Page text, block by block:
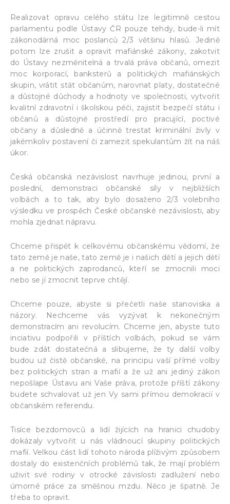
Realizovat opravu celého státu lze legitimně cestou
parlamentu podle Ústavy ČR pouze tehdy, bude-li mít
zákonodárná moc poslanců 2/3 většinu hlasů. Jedině
potom lze zrušit a opravit mafiánské zákony, zakotvit
do Ústavy nezměnitelná a trvalá práva občanů, omezit
moc korporací, banksterů a politických mafiánských
skupin, vrátit stát občanům, narovnat platy, dostatečné
a důstojné důchody a hodnoty ve společnosti, vytvořit
kvalitní zdravotní i školskou péči, zajistit bezpečí státu i
občanů a důstojné prostředí pro pracující, poctivé
občany a důsledně a účinně trestat kriminální živly v
jakémkoliv postavení či zamezit spekulantům žít na náš
úkor.
Česká občanská nezávislost navrhuje jedinou, první a
poslední, demonstraci občanské síly v nejbližších
volbách a to tak, aby bylo dosaženo 2/3 volebního
výsledku ve prospěch České občanské nezávislosti, aby
mohla zjednat nápravu.
Chceme přispět k celkovému občanskému vědomí, že
tato země je naše, tato země je i našich dětí a jejich dětí
a ne politických zaprodanců, kteří se zmocnili moci
nebo se jí zmocnit teprve chtějí.
Chceme pouze, abyste si přečetli naše stanoviska a
názory. Nechceme vás vyzývat k nekonečným
demonstracím ani revolucím. Chceme jen, abyste tuto
inciativu podpořili v příštích volbách, pokud se vám
bude zdát dostatečná a slibujeme, že ty další volby
budou už čistě občanské, na principu vaší přímé volby
bez politických stran a mafií a že už ani jediný zákon
nepošlape Ústavu ani Vaše práva, protože příští zákony
budete schvalovat už jen Vy sami přímou demokracií v
občanském referendu.
Tisíce bezdomovců a lidí žijících na hranici chudoby
dokázaly vytvořit u nás vládnoucí skupiny politických
mafií. Velkou část lidí tohoto národa plíživým způsobem
dostaly do existenčních problémů tak, že mají problém
uživit své rodiny v otrocké závislosti zadlužení nebo
úmorné práce za směšnou mzdu. Něco je špatně. Je
třeba to opravit.